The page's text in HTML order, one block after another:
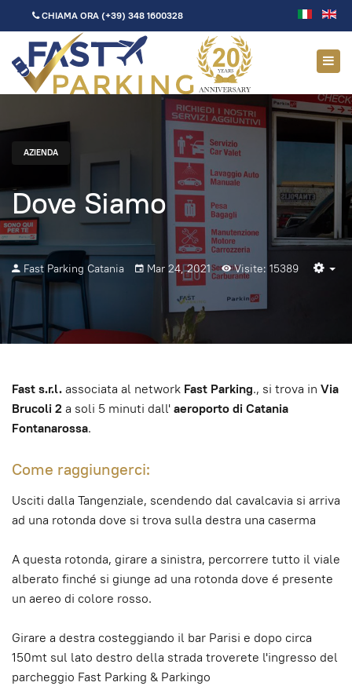
CHIAMA ORA (+39) 348 1600328
AZIENDA
Dove Siamo
Fast Parking Catania Mar 24, 2021 Visite: 15389
Fast s.r.l.associata al network Fast Parking., si trova in Via
Brucoli 2 a soli 5 minuti dall'aeroporto di Catania
Fontanarossa.
Come raggiungerci:
Usciti dalla Tangenziale, scendendo dal cavalcavia si arriva
ad una rotonda dove si trova sulla destra una caserma
A questa rotonda, girare a sinistra, percorrere tutto il viale
alberato finché si giunge ad una rotonda dove é presente
un aereo di colore rosso.
Girare a destra costeggiando il bar Parisi e dopo circa
150mt sul lato destro della strada troverete l'ingresso del
parcheggio Fast Parking & Parkingo